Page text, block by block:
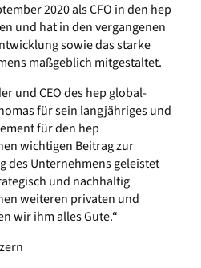
2020 als CFO in den hep
und hat in den vergangenen
sowie das starke
maßgeblich mitgestaltet.
und CEO des hep global-
für sein langjähriges und
für den hep
wichtigen Beitrag zur
des Unternehmens geleistet
und nachhaltig
weiteren privaten und
wir ihm alles Gute.“